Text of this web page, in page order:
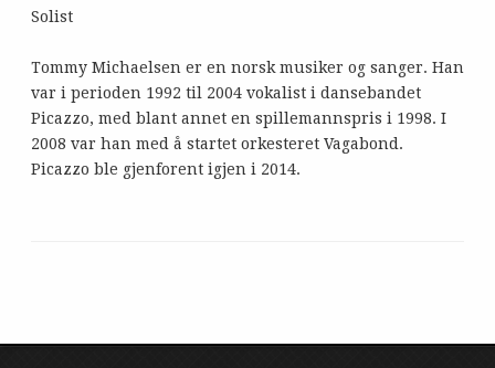
Solist
Tommy Michaelsen er en norsk musiker og sanger. Han
var i perioden 1992 til 2004 vokalist i dansebandet
Picazzo, med blant annet en spillemannspris i 1998. I
2008 var han med å startet orkesteret Vagabond.
Picazzo ble gjenforent igjen i 2014.